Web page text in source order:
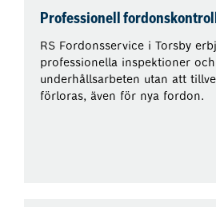
Professionell
RS Fordonsservice i Torsby
professionella inspektioner och
underhållsarbeten utan att
förloras, även för nya fordon.